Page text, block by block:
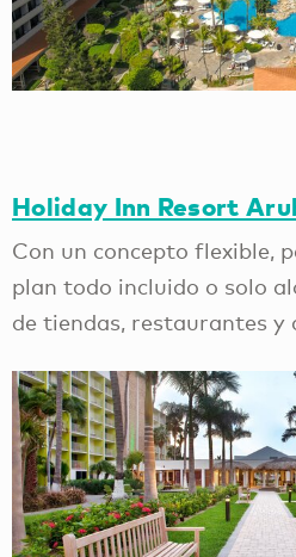
Holiday Inn Resort
Con un concepto flexible,
plan todo incluido o solo
de tiendas, restaurantes